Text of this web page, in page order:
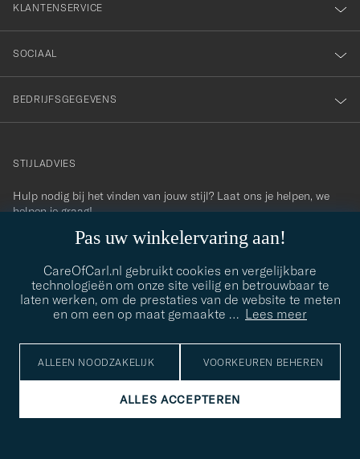
Pas uw winkelervaring aan!
CareOfCarl.nl gebruikt cookies en vergelijkbare
technologieën om onze site veilig en betrouwbaar te
laten werken, om de prestaties van de website te meten
en om een op maat gemaakte … Lees meer
ALLEEN NOODZAKELIJK VOORKEUREN BEHEREN
ALLES ACCEPTEREN
KLANTENSERVICE
SOCIAAL
BEDRIJFSGEGEVENS
contact@careofcarl.com
STIJLADVIES
Hulp nodig bij het vinden van jouw stijl? Laat ons je helpen, we
helpen je graag!
STIJLADVIES
© Care of Carl 2026